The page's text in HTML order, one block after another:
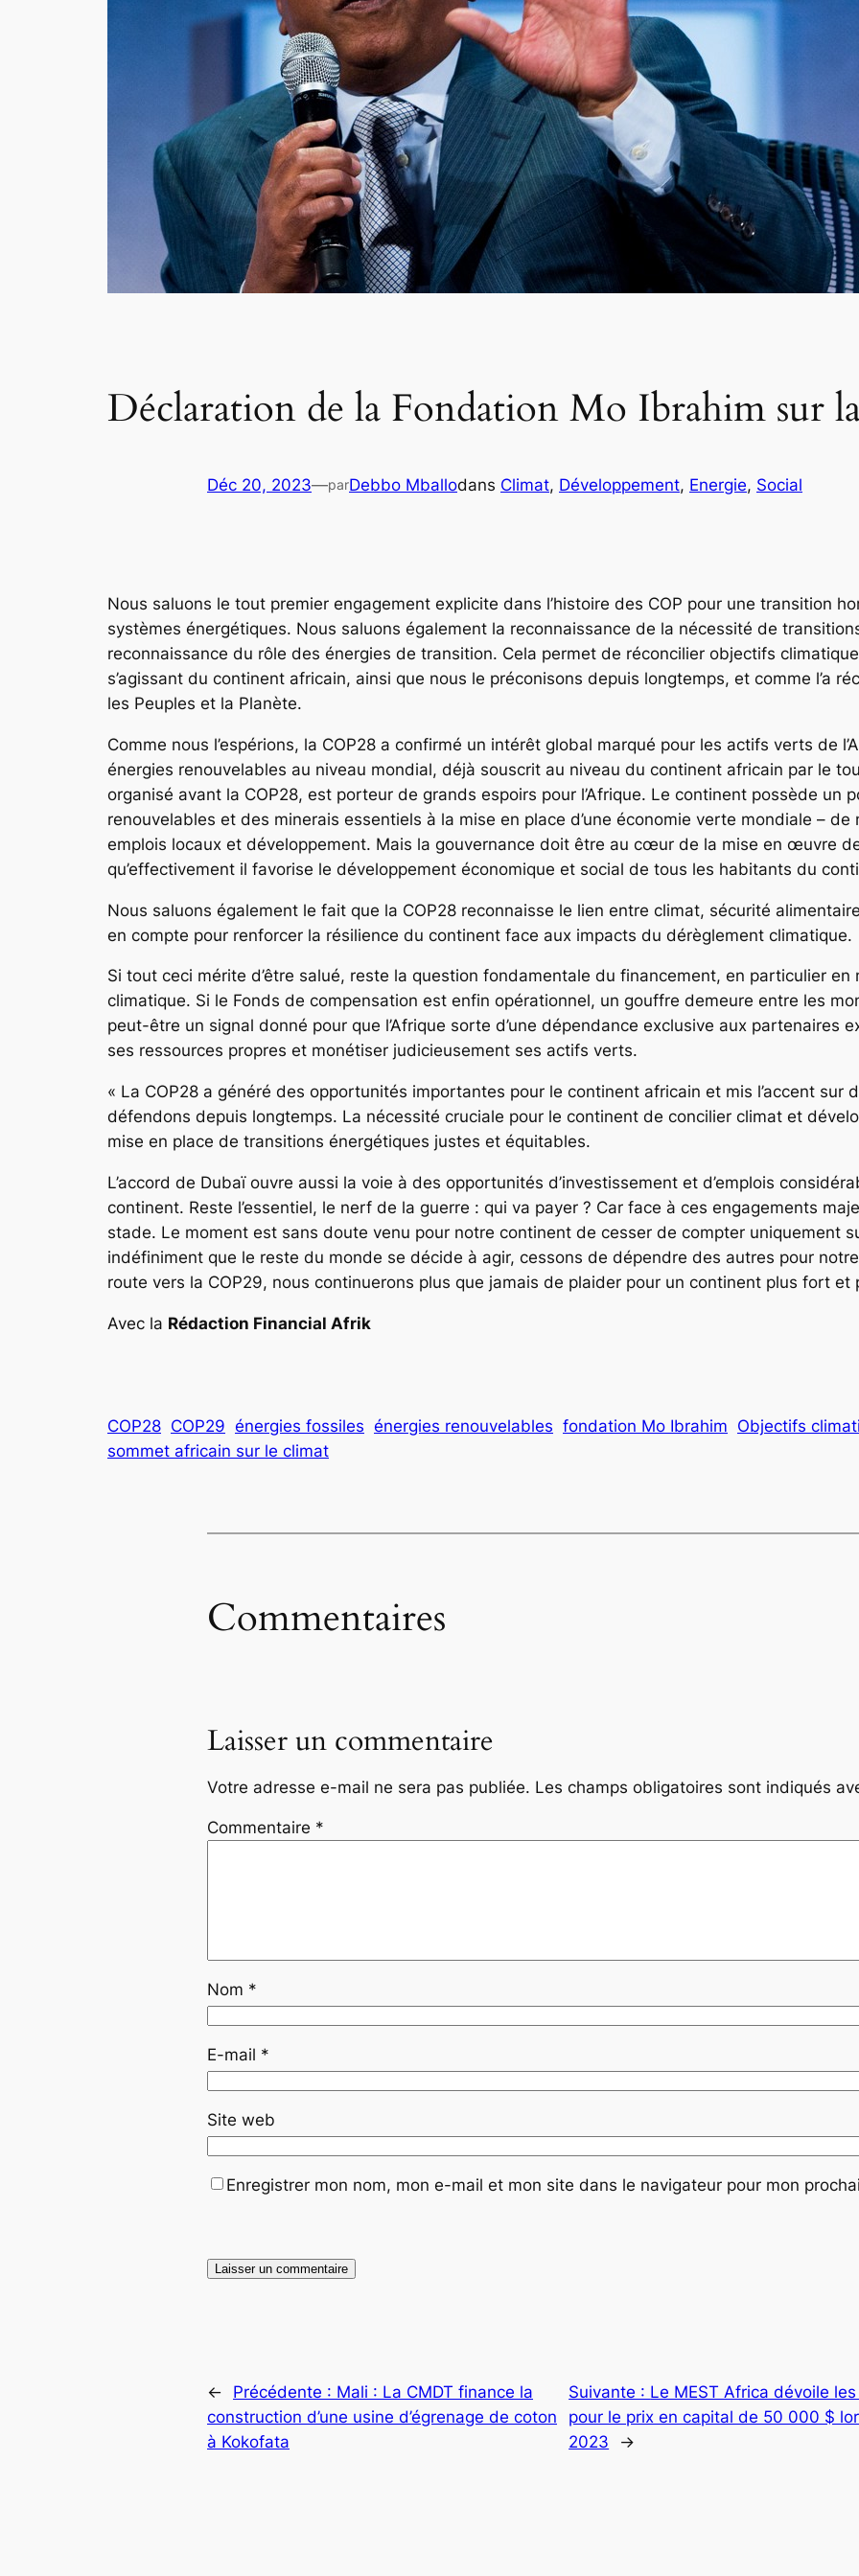
Déclaration de la Fondation Mo Ibrahim sur
Déc 20, 2023—parDebbo Mballodans Climat, Développement, Energie, Social
Nous saluons le tout premier engagement explicite dans l’histoire des COP pour une transition
systèmes énergétiques. Nous saluons également la reconnaissance de la nécessité de
reconnaissance du rôle des énergies de transition. Cela permet de réconcilier objectifs
s’agissant du continent africain, ainsi que nous le préconisons depuis longtemps, et comme l’a
les Peuples et la Planète.
Comme nous l’espérions, la COP28 a confirmé un intérêt global marqué pour les actifs verts de
énergies renouvelables au niveau mondial, déjà souscrit au niveau du continent africain par le
organisé avant la COP28, est porteur de grands espoirs pour l’Afrique. Le continent possède un
renouvelables et des minerais essentiels à la mise en place d’une économie verte mondiale –
emplois locaux et développement. Mais la gouvernance doit être au cœur de la mise en œuvre
qu’effectivement il favorise le développement économique et social de tous les habitants du
Nous saluons également le fait que la COP28 reconnaisse le lien entre climat, sécurité
en compte pour renforcer la résilience du continent face aux impacts du dérèglement climatique.
Si tout ceci mérite d’être salué, reste la question fondamentale du financement, en particulier en
climatique. Si le Fonds de compensation est enfin opérationnel, un gouffre demeure entre les
peut-être un signal donné pour que l’Afrique sorte d’une dépendance exclusive aux partenaires
ses ressources propres et monétiser judicieusement ses actifs verts.
« La COP28 a généré des opportunités importantes pour le continent africain et mis l’accent sur
défendons depuis longtemps. La nécessité cruciale pour le continent de concilier climat et
mise en place de transitions énergétiques justes et équitables.
L’accord de Dubaï ouvre aussi la voie à des opportunités d’investissement et d’emplois
continent. Reste l’essentiel, le nerf de la guerre : qui va payer ? Car face à ces engagements
stade. Le moment est sans doute venu pour notre continent de cesser de compter uniquement
indéfiniment que le reste du monde se décide à agir, cessons de dépendre des autres pour
route vers la COP29, nous continuerons plus que jamais de plaider pour un continent plus fort et
Avec la Rédaction Financial Afrik
COP28 COP29 énergies fossiles énergies renouvelables fondation Mo Ibrahim Objectifs
sommet africain sur le climat
Commentaires
Laisser un commentaire
Votre adresse e-mail ne sera pas publiée. Les champs obligatoires sont indiqués
Commentaire *
Nom *
E-mail *
Site web
Enregistrer mon nom, mon e-mail et mon site dans le navigateur pour mon
← Précédente : Mali : La CMDT finance la
construction d’une usine d’égrenage de coton
à Kokofata
Suivante : Le MEST Africa dévoile
pour le prix en capital de 50 000 $
2023
→